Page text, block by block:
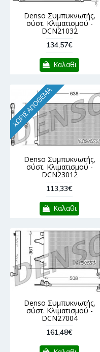
Denso Συμπυκνωτής,
σύστ. Κλιματισμού -
DCN21032
134,57€
Καλαθι
ΧΩΡΊΣ ΑΠΌΘΕΜΑ
Denso Συμπυκνωτής,
σύστ. Κλιματισμού -
DCN23012
113,33€
Καλαθι
Denso Συμπυκνωτής,
σύστ. Κλιματισμού -
DCN27004
161,48€